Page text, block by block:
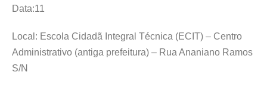
Data:11
Local: Escola Cidadã Integral Técnica (ECIT) – Centro
Administrativo (antiga prefeitura) – Rua Ananiano Ramos
S/N